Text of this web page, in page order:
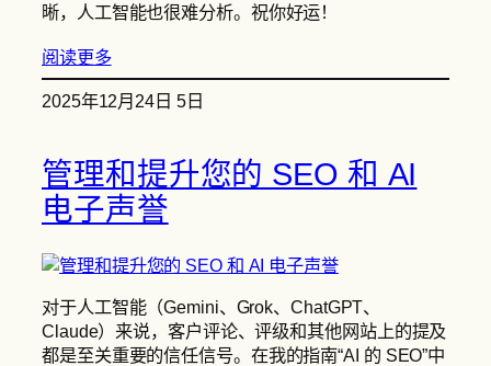
晰，人工智能也很难分析。祝你好运！
阅读更多
2025年12月24日 5日
管理和提升您的 SEO 和 AI
电子声誉
对于人工智能（Gemini、Grok、ChatGPT、
Claude）来说，客户评论、评级和其他网站上的提及
都是至关重要的信任信号。在我的指南“AI 的 SEO”中